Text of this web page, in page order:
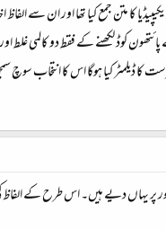
کا متن جمع کیا تھا اور ان
کوڈ لکھنے کے فقط دو کالمی غلط
ڈیلمٹر کیا ہوگا اس کا انتخاب سوچ
پر یہاں دیے ہیں۔ اس طرح کے